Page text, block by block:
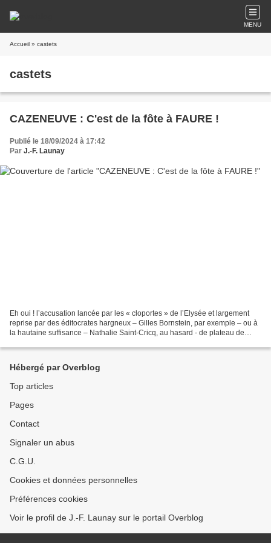
MENU
Accueil » castets
castets
CAZENEUVE : C'est de la fôte à FAURE !
Publié le 18/09/2024 à 17:42
Par J.-F. Launay
Eh oui ! l’accusation lancée par les « cloportes » de l’Elysée et largement
reprise par des éditocrates hargneux – Gilles Bornstein, par exemple – ou à
la hautaine suffisance – Nathalie Saint-Cricq, au hasard - de plateau de
Hébergé par Overblog
Top articles
Pages
Contact
Signaler un abus
C.G.U.
Cookies et données personnelles
Préférences cookies
Voir le profil de J.-F. Launay sur le portail Overblog